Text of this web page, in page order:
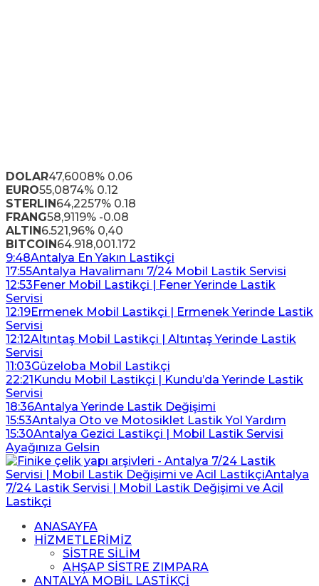
DOLAR47,6008% 0.06
EURO55,0874% 0.12
STERLIN64,2257% 0.18
FRANG58,9119% -0.08
ALTIN6.521,96% 0,40
BITCOIN64.918,001.172
9:48Antalya En Yakın Lastikçi
17:55Antalya Havalimanı 7/24 Mobil Lastik Servisi
12:53Fener Mobil Lastikçi | Fener Yerinde Lastik
Servisi
12:19Ermenek Mobil Lastikçi | Ermenek Yerinde Lastik
Servisi
12:12Altıntaş Mobil Lastikçi | Altıntaş Yerinde Lastik
Servisi
11:03Güzeloba Mobil Lastikçi
22:21Kundu Mobil Lastikçi | Kundu’da Yerinde Lastik
Servisi
18:36Antalya Yerinde Lastik Değişimi
15:53Antalya Oto ve Motosiklet Lastik Yol Yardım
15:30Antalya Gezici Lastikçi | Mobil Lastik Servisi
Ayağınıza Gelsin
ANASAYFA
HİZMETLERİMİZ
SİSTRE SİLİM
AHŞAP SİSTRE ZIMPARA
ANTALYA MOBİL LASTİKÇİ